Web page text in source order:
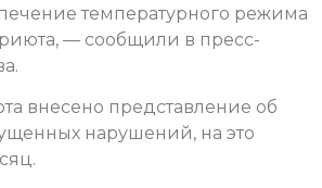
температурного режима
— сообщили в пресс-
внесено представление об
нарушений, на это